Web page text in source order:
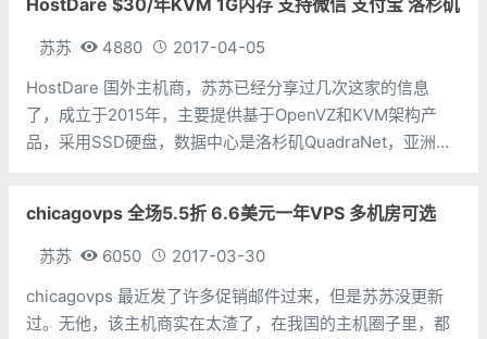
HostDare $30/年KVM 1G内存 支持微信 支付宝 洛杉矶
苏苏 4880
2017-04-05
HostDare 国外主机商，苏苏已经分享过几次这家的信息
了，成立于2015年，主要提供基于OpenVZ和KVM架构产
品，采用SSD硬盘，数据中心是洛杉矶QuadraNet，亚洲优
chicagovps 全场5.5折 6.6美元一年VPS 多机房可选
苏苏 6050
2017-03-30
chicagovps 最近发了许多促销邮件过来，但是苏苏没更新
过。无他，该主机商实在太渣了，在我国的主机圈子里，都